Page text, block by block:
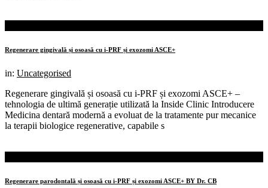
Regenerare gingivală și osoasă cu i-PRF și exozomi ASCE+
in: Uncategorised
Regenerare gingivală și osoasă cu i-PRF și exozomi ASCE+ –
tehnologia de ultimă generație utilizată la Inside Clinic Introducere
Medicina dentară modernă a evoluat de la tratamente pur mecanice
la terapii biologice regenerative, capabile s
Regenerare parodontală și osoasă cu i-PRF și exozomi ASCE+ BY Dr. CB